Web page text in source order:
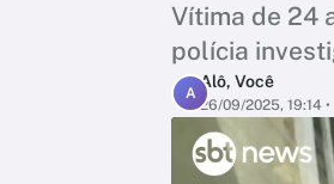
Vítima de 24
polícia
A
Alô, Você
26/09/2025, 19:14